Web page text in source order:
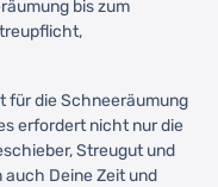
bis zum
für die Schneeräumung
erfordert nicht nur die
Streugut und
Deine Zeit und